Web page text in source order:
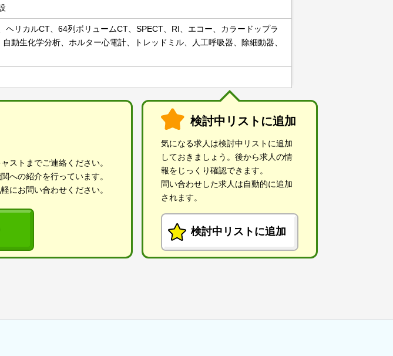
リカルCT、64列ボリュームCT、SPECT、RI、エコー、カラードップラ
動生化学分析、ホルター心電計、トレッドミル、人工呼吸器、除細動器、
ストまでご連絡ください。
への紹介を行っています。
にお問い合わせください。
検討中リストに追加
気になる求人は検討中リストに追加
しておきましょう。後から求人の情
報をじっくり確認できます。
問い合わせした求人は自動的に追加
されます。
検討中リストに追加